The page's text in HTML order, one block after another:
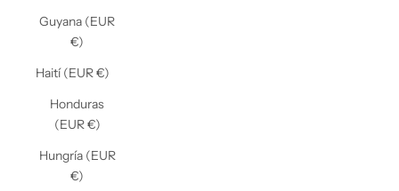
Guyana (EUR
€)
Haití (EUR €)
Honduras
(EUR €)
Hungría (EUR
€)